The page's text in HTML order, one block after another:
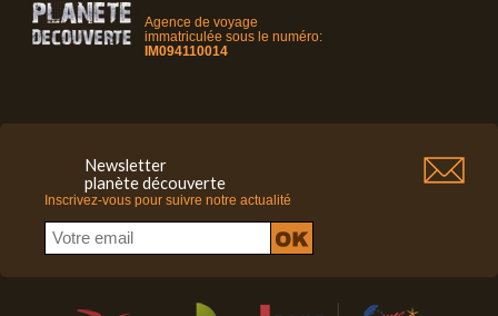
Agence de voyage
immatriculée sous le numéro:
IM094110014
Newsletter
planète découverte
Inscrivez-vous pour suivre notre actualité